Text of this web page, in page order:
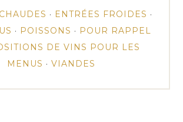
· ENTRÉES FROIDES ·
· POISSONS · POUR RAPPEL
DE VINS POUR LES
MENUS · VIANDES